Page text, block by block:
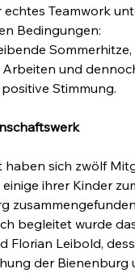
echtes Teamwork
Bedingungen:
und
Stimmung.
haben sich zwölf
ihrer Kinder
begleitet wurde
Florian Leibold,
der Bienenburg